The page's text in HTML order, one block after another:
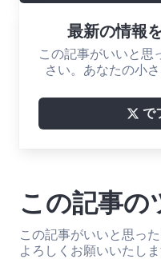
最新の情報
この記事がいいと思
さい。あなたの小
で
この記事の
この記事がいいと思っ
よろしくお願いいたしま